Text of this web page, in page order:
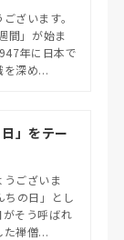
ざいます。
間」が始ま
年に日本で
を深め...
」をテー
ございま
ちの日」とし
そう呼ばれ
た禅僧...